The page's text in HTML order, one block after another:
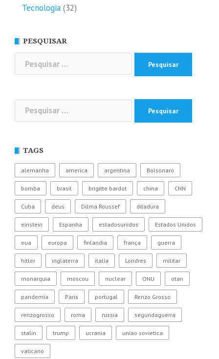
Tecnologia (32)
PESQUISAR
por:
Pesquisar
por:
TAGS
alemanha america argentina Bolsonaro
bomba brasil brigitte bardot china CNN
Cuba deus Dilma Roussef ditadura
einstein Espanha estadosunidos Estados Unidos
eua europa finlandia frança guerra
hitler inglaterra italia Londres militar
monarquia moscou nuclear ONU otan
pandemia Paris portugal Renzo Grosso
renzogrosso roma russia segundaguerra
stalin trump ucrania uniao sovietica
vaticano